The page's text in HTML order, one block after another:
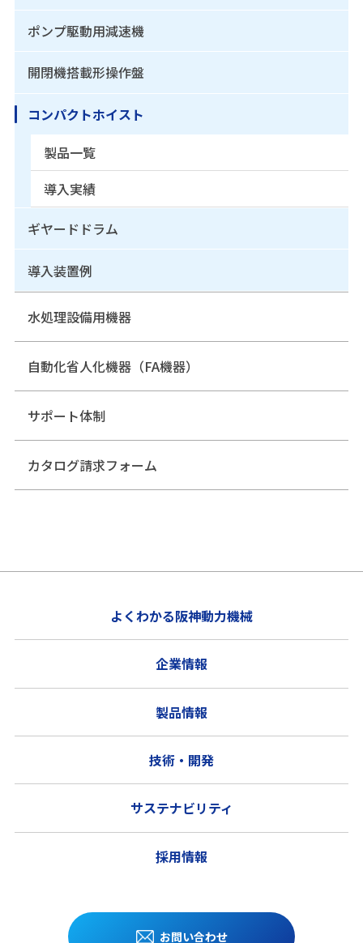
ポンプ駆動用減速機
開閉機搭載形操作盤
コンパクトホイスト
製品一覧
導入実績
ギヤードドラム
導入装置例
水処理設備用機器
自動化省人化機器（FA機器）
サポート体制
カタログ請求フォーム
お問い合わせ
よくわかる阪神動力機械
企業情報
製品情報
技術・開発
サステナビリティ
採用情報